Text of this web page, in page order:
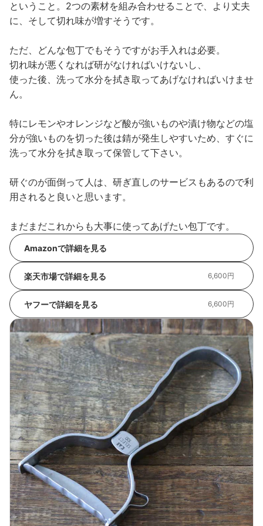
ということ。2つの素材を組み合わせることで、より丈夫
に、そして切れ味が増すそうです。
ただ、どんな包丁でもそうですがお手入れは必要。
切れ味が悪くなれば研がなければいけないし、
使った後、洗って水分を拭き取ってあげなければいけませ
ん。
特にレモンやオレンジなど酸が強いものや漬け物などの塩
分が強いものを切った後は錆が発生しやすいため、すぐに
洗って水分を拭き取って保管して下さい。
研ぐのが面倒って人は、研ぎ直しのサービスもあるので利
用されると良いと思います。
まだまだこれからも大事に使ってあげたい包丁です。
Amazonで詳細を見る
楽天市場で詳細を見る 6,600円
ヤフーで詳細を見る 6,600円